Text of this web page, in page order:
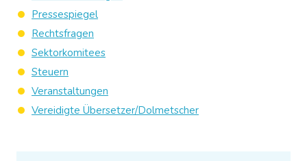
Pressespiegel
Rechtsfragen
Sektorkomitees
Steuern
Veranstaltungen
Vereidigte Übersetzer/Dolmetscher